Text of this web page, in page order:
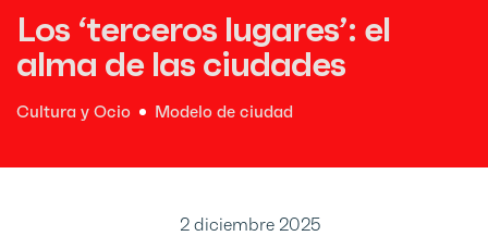
Los ‘terceros lugares’: el
alma de las ciudades
Cultura y Ocio Modelo de ciudad
2 diciembre 2025